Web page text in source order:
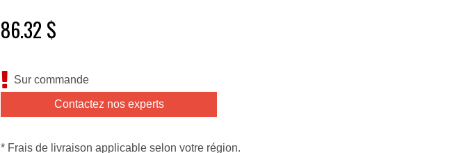
86.32 $
Sur commande
Contactez nos experts
* Frais de livraison applicable selon votre région.